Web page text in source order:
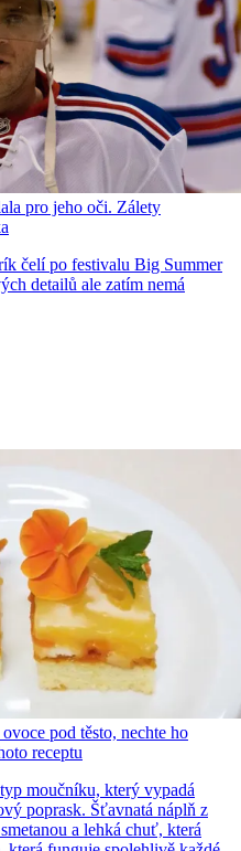
pro jeho oči. Zálety
čelí po festivalu Big Summer
detailů ale zatím nemá
pod těsto, nechte ho
receptu
moučníku, který vypadá
poprask. Šťavnatá náplň z
a lehká chuť, která